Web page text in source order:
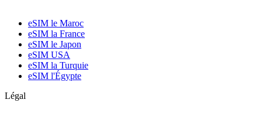
eSIM le Maroc
eSIM la France
eSIM le Japon
eSIM USA
eSIM la Turquie
eSIM l'Égypte
Légal